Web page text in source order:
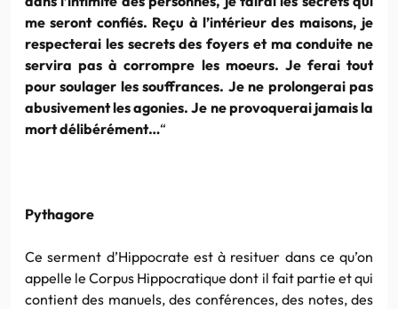
me seront confiés. Reçu à l’intérieur des maisons, je
respecterai les secrets des foyers et ma conduite ne
servira pas à corrompre les moeurs. Je ferai tout
pour soulager les souffrances. Je ne prolongerai pas
abusivement les agonies. Je ne provoquerai jamais la
mort délibérément…“
Pythagore
Ce serment d’Hippocrate est à resituer dans ce qu’on
appelle le Corpus Hippocratique dont il fait partie et qui
contient des manuels, des conférences, des notes, des